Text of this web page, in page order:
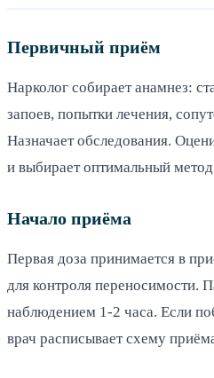
Первичный приём
Нарколог собирает анамнез:
запоев, попытки лечения,
Назначает обследования.
и выбирает оптимальный
Начало приёма
Первая доза принимается в
для контроля переносимости.
наблюдением 1-2 часа. Если
врач расписывает схему